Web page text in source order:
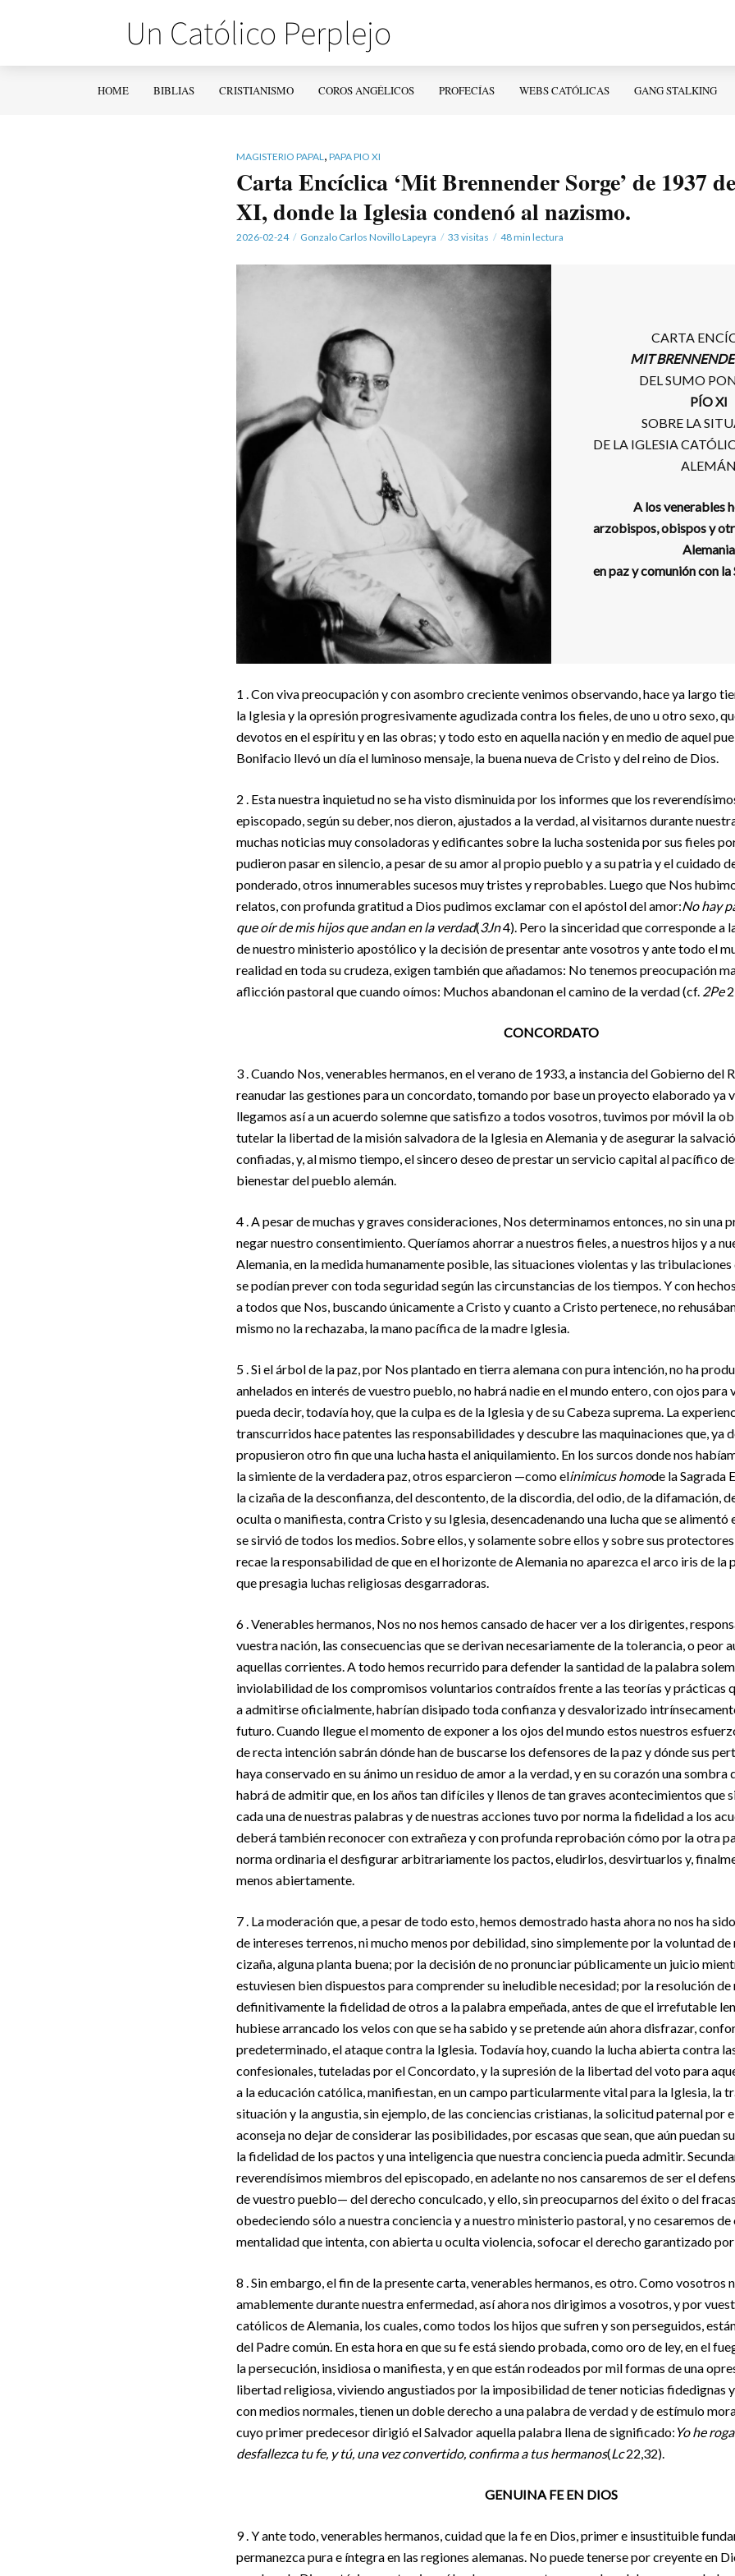
HOME BIBLIAS CRISTIANISMO COROS ANGÉLICOS PROFECÍAS WEBS CATÓLICAS GANG STALKING
MAGISTERIO PAPAL, PAPA PIO XI
Carta Encíclica ‘Mit Brennender Sorge’ de 1937
XI, donde la Iglesia condenó al nazismo.
2026-02-24 Gonzalo Carlos Novillo Lapeyra 33 visitas 48 min lectura
CARTA
MIT
DEL SUMO
PÍO XI
SOBRE LA
DE LA IGLESIA
A los venerables
arzobispos, obispos y
Alemania
en paz y comunión con
1 . Con viva preocupación y con asombro creciente venimos observando, hace ya largo
la Iglesia y la opresión progresivamente agudizada contra los fieles, de uno u otro sexo,
devotos en el espíritu y en las obras; y todo esto en aquella nación y en medio de aquel
Bonifacio llevó un día el luminoso mensaje, la buena nueva de Cristo y del reino de Dios.
2 . Esta nuestra inquietud no se ha visto disminuida por los informes que los
episcopado, según su deber, nos dieron, ajustados a la verdad, al visitarnos durante
muchas noticias muy consoladoras y edificantes sobre la lucha sostenida por sus fieles
pudieron pasar en silencio, a pesar de su amor al propio pueblo y a su patria y el cuidado
ponderado, otros innumerables sucesos muy tristes y reprobables. Luego que Nos
relatos, con profunda gratitud a Dios pudimos exclamar con el apóstol del amor:No hay
que oír de mis hijos que andan en la verdad(3Jn4). Pero la sinceridad que corresponde a
de nuestro ministerio apostólico y la decisión de presentar ante vosotros y ante todo el
realidad en toda su crudeza, exigen también que añadamos: No tenemos preocupación
aflicción pastoral que cuando oímos: Muchos abandonan el camino de la verdad (cf. 2Pe
CONCORDATO
3 . Cuando Nos, venerables hermanos, en el verano de 1933, a instancia del Gobierno del
reanudar las gestiones para un concordato, tomando por base un proyecto elaborado ya
llegamos así a un acuerdo solemne que satisfizo a todos vosotros, tuvimos por móvil la
tutelar la libertad de la misión salvadora de la Iglesia en Alemania y de asegurar la
confiadas, y, al mismo tiempo, el sincero deseo de prestar un servicio capital al pacífico
bienestar del pueblo alemán.
4 . A pesar de muchas y graves consideraciones, Nos determinamos entonces, no sin una
negar nuestro consentimiento. Queríamos ahorrar a nuestros fieles, a nuestros hijos y a
Alemania, en la medida humanamente posible, las situaciones violentas y las
se podían prever con toda seguridad según las circunstancias de los tiempos. Y con
a todos que Nos, buscando únicamente a Cristo y cuanto a Cristo pertenece, no
mismo no la rechazaba, la mano pacífica de la madre Iglesia.
5 . Si el árbol de la paz, por Nos plantado en tierra alemana con pura intención, no ha
anhelados en interés de vuestro pueblo, no habrá nadie en el mundo entero, con ojos para
pueda decir, todavía hoy, que la culpa es de la Iglesia y de su Cabeza suprema. La
transcurridos hace patentes las responsabilidades y descubre las maquinaciones que, ya
propusieron otro fin que una lucha hasta el aniquilamiento. En los surcos donde nos
la simiente de la verdadera paz, otros esparcieron —como elinimicus homode la Sagrada
la cizaña de la desconfianza, del descontento, de la discordia, del odio, de la difamación,
oculta o manifiesta, contra Cristo y su Iglesia, desencadenando una lucha que se alimentó
se sirvió de todos los medios. Sobre ellos, y solamente sobre ellos y sobre sus
recae la responsabilidad de que en el horizonte de Alemania no aparezca el arco iris de la
que presagia luchas religiosas desgarradoras.
6 . Venerables hermanos, Nos no nos hemos cansado de hacer ver a los dirigentes,
vuestra nación, las consecuencias que se derivan necesariamente de la tolerancia, o peor
aquellas corrientes. A todo hemos recurrido para defender la santidad de la palabra
inviolabilidad de los compromisos voluntarios contraídos frente a las teorías y prácticas
a admitirse oficialmente, habrían disipado toda confianza y desvalorizado
futuro. Cuando llegue el momento de exponer a los ojos del mundo estos nuestros
de recta intención sabrán dónde han de buscarse los defensores de la paz y dónde sus
haya conservado en su ánimo un residuo de amor a la verdad, y en su corazón una
habrá de admitir que, en los años tan difíciles y llenos de tan graves acontecimientos que
cada una de nuestras palabras y de nuestras acciones tuvo por norma la fidelidad a los
deberá también reconocer con extrañeza y con profunda reprobación cómo por la otra
norma ordinaria el desfigurar arbitrariamente los pactos, eludirlos, desvirtuarlos y,
menos abiertamente.
7 . La moderación que, a pesar de todo esto, hemos demostrado hasta ahora no nos ha
de intereses terrenos, ni mucho menos por debilidad, sino simplemente por la voluntad de
cizaña, alguna planta buena; por la decisión de no pronunciar públicamente un juicio
estuviesen bien dispuestos para comprender su ineludible necesidad; por la resolución de
definitivamente la fidelidad de otros a la palabra empeñada, antes de que el irrefutable
hubiese arrancado los velos con que se ha sabido y se pretende aún ahora disfrazar,
predeterminado, el ataque contra la Iglesia. Todavía hoy, cuando la lucha abierta contra
confesionales, tuteladas por el Concordato, y la supresión de la libertad del voto para
a la educación católica, manifiestan, en un campo particularmente vital para la Iglesia, la
situación y la angustia, sin ejemplo, de las conciencias cristianas, la solicitud paternal por
aconseja no dejar de considerar las posibilidades, por escasas que sean, que aún puedan
la fidelidad de los pactos y una inteligencia que nuestra conciencia pueda admitir.
reverendísimos miembros del episcopado, en adelante no nos cansaremos de ser el
de vuestro pueblo— del derecho conculcado, y ello, sin preocuparnos del éxito o del
obedeciendo sólo a nuestra conciencia y a nuestro ministerio pastoral, y no cesaremos de
mentalidad que intenta, con abierta u oculta violencia, sofocar el derecho garantizado
8 . Sin embargo, el fin de la presente carta, venerables hermanos, es otro. Como vosotros
amablemente durante nuestra enfermedad, así ahora nos dirigimos a vosotros, y por
católicos de Alemania, los cuales, como todos los hijos que sufren y son perseguidos,
del Padre común. En esta hora en que su fe está siendo probada, como oro de ley, en el
la persecución, insidiosa o manifiesta, y en que están rodeados por mil formas de una
libertad religiosa, viviendo angustiados por la imposibilidad de tener noticias fidedignas
con medios normales, tienen un doble derecho a una palabra de verdad y de estímulo
cuyo primer predecesor dirigió el Salvador aquella palabra llena de significado: Yo he
desfallezca tu fe, y tú, una vez convertido, confirma a tus hermanos(Lc22,32).
GENUINA FE EN DIOS
9 . Y ante todo, venerables hermanos, cuidad que la fe en Dios, primer e insustituible
permanezca pura e íntegra en las regiones alemanas. No puede tenerse por creyente en